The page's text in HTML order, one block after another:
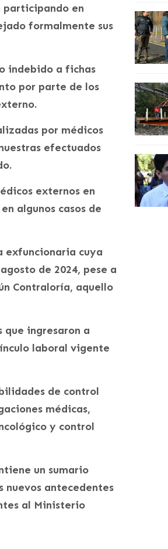
participando en
formalmente sus
indebido a fichas
por parte de los
por médicos
efectuados
externos en
algunos casos de
exfuncionaria cuya
de 2024, pese a
Contraloría, aquello
que ingresaron a
laboral vigente
de control
médicas,
y control
un sumario
antecedentes
al Ministerio